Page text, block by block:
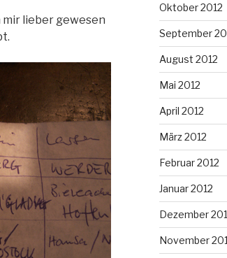
lieber gewesen
Oktober 2012
September
August 2012
Mai 2012
April 2012
März 2012
Februar 2012
Januar 2012
Dezember
November